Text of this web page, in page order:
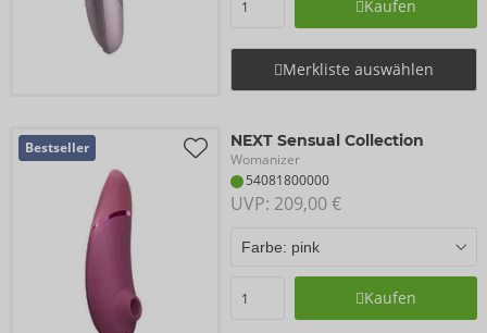
Kaufen
Merkliste auswählen
Bestseller NEXT Sensual Collection
Womanizer
54081800000
UVP: 209,00 €
Kaufen